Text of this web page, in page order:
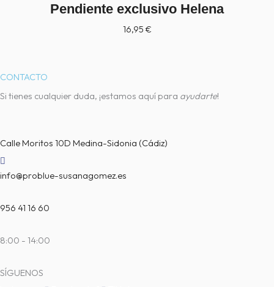
Pendiente exclusivo Helena
16,95 €
CONTACTO
Si tienes cualquier duda, ¡estamos aquí para ayudarte!
Calle Moritos 10D Medina-Sidonia (Cádiz)
info@problue-susanagomez.es
956 41 16 60
8:00 - 14:00
SÍGUENOS